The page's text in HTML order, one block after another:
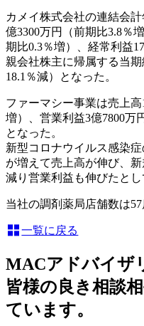
カメイ株式会社の連結会
億3300万円（前期比3.8％
期比0.3％増）、経常利益
親会社株主に帰属する当
18.1％減）となった。
ファーマシー事業は売上高
増）、営業利益3億7800万
となった。
新型コロナウイルス感染
が増えて売上高が伸び、
減り営業利益も伸びたとし
当社の調剤薬局店舗数は57
一覧に戻る
MACアドバイザ
皆様の良き相談
ています。